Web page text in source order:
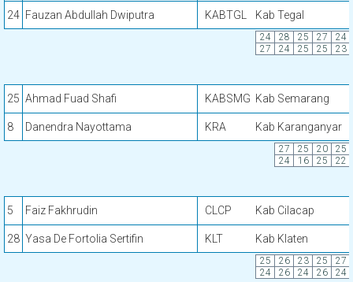
24 Fauzan Abdullah Dwiputra KABTGL Kab Tegal
24 28 25 27
24
27
24 25 25 23
25 Ahmad Fuad Shafi KABSMG Kab Semarang
8 Danendra Nayottama KRA Kab Karanganyar
27 25 20
25
24
16 25 22
5 Faiz Fakhrudin CLCP Kab Cilacap
28 Yasa De Fortolia Sertifin KLT Kab Klaten
25 26 23 25
27
24
26 24 26 24